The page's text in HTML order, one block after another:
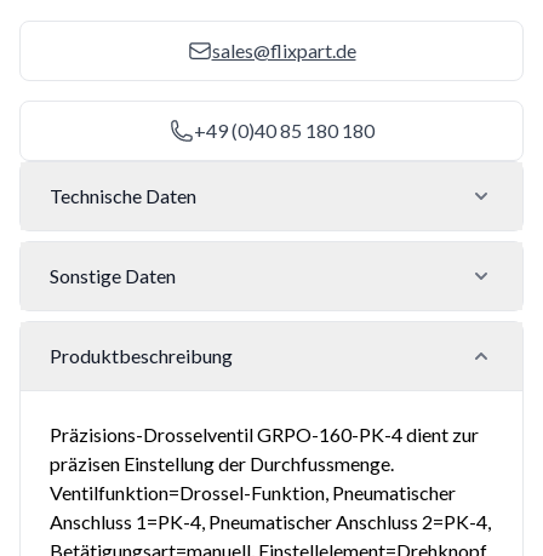
sales@flixpart.de
+49 (0)40 85 180 180
Technische Daten
Sonstige Daten
Produktbeschreibung
Präzisions-Drosselventil GRPO-160-PK-4 dient zur
präzisen Einstellung der Durchfussmenge.
Ventilfunktion=Drossel-Funktion, Pneumatischer
Anschluss 1=PK-4, Pneumatischer Anschluss 2=PK-4,
Betätigungsart=manuell, Einstellelement=Drehknopf